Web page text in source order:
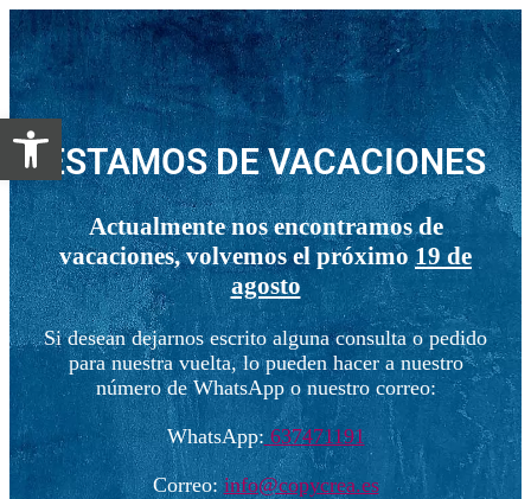
ESTAMOS DE VACACIONES
Actualmente nos encontramos de
vacaciones, volvemos el próximo 19 de
agosto
Si desean dejarnos escrito alguna consulta o pedido
para nuestra vuelta, lo pueden hacer a nuestro
número de WhatsApp o nuestro correo:
WhatsApp: 637471191
Correo:info@copycrea.es
Abrir barra de herramientas